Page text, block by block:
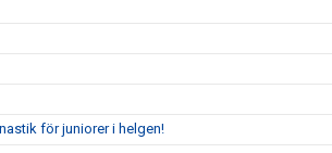
för juniorer i helgen!